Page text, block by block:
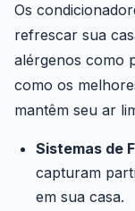
Os
refrescar sua
alérgenos como
como os
mantêm seu ar
Sistemas de
capturam
em sua casa.